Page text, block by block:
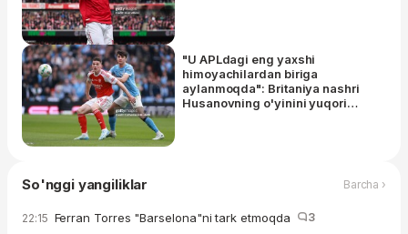
"U APLdagi eng yaxshi
himoyachilardan biriga
aylanmoqda": Britaniya nashri
Husanovning o'yinini yuqori
So'nggi yangiliklar Barcha ›
22:15 Ferran Torres "Barselona"ni tark etmoqda 3